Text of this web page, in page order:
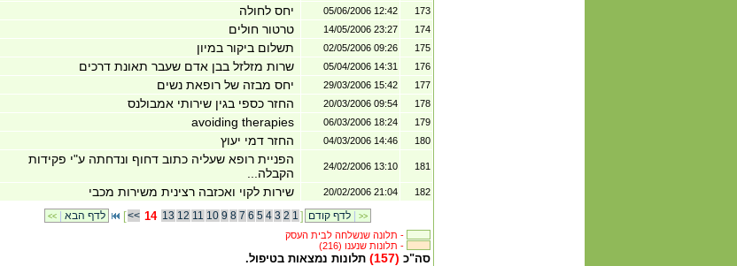
יחס לחולה 05/06/2006 12:42 173
טרטור חולים 14/05/2006 23:27 174
תשלום ביקור במיון 02/05/2006 09:26 175
שרות מזלזל בבן אדם שעבר תאונת דרכים 05/04/2006 14:31 176
יחס מבזה של רופאת נשים 29/03/2006 15:42 177
החזר כספי בגין שירותי אמבולנס 20/03/2006 09:54 178
avoiding therapies 06/03/2006 18:24 179
החזר דמי יעוץ 04/03/2006 14:46 180
הפניית רופא שעליה כתוב דחוף ונדחתה ע"י פקידות
הקבלה...
24/02/2006 13:10 181
שירות לקוי ואכזבה רצינית משירות מכבי 20/02/2006 21:04 182
<< [<< 14 13 12 11 10 9 8 7 6 5 4 3 2 1 ] >>
תלונה שנשלחה לבית העסק -
(216) תלונות שנענו -
סה"כ (157)
תלונות נמצאות בטיפול.